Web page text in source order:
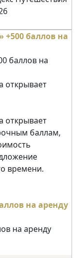
баллов на
открывает
открывает
баллам,
времени.
на аренду